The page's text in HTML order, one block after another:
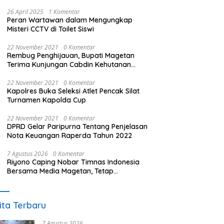
26 April 2025 1 Komentar
Peran Wartawan dalam Mengungkap
Misteri CCTV di Toilet Siswi
22 November 2021 0 Komentar
Rembug Penghijauan, Bupati Magetan
Terima Kunjungan Cabdin Kehutanan
22 November 2021 0 Komentar
Kapolres Buka Seleksi Atlet Pencak Silat
Turnamen Kapolda Cup
22 November 2021 0 Komentar
DPRD Gelar Paripurna Tentang Penjelasan
Nota Keuangan Raperda Tahun 2022
7 Agustus 2026 0 Komentar
Riyono Caping Nobar Timnas Indonesia
Bersama Media Magetan, Tetap
Terbaru